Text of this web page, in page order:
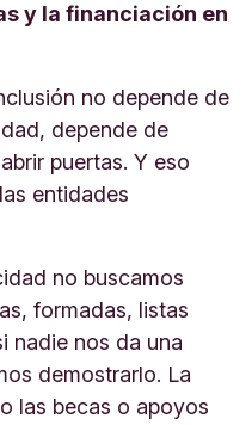
y la financiación en
no depende de
depende de
puertas. Y eso
entidades
no buscamos
formadas, listas
nadie nos da una
demostrarlo. La
las becas o apoyos